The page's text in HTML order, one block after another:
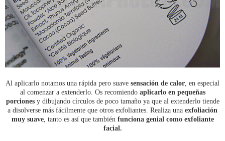
Al aplicarlo notamos una rápida pero suave sensación de calor , en especial
al comenzar a extenderlo. Os recomiendo aplicarlo en pequeñas
porcionesy dibujando círculos de poco tamaño ya que al extenderlo tiende
a disolverse más fácilmente que otros exfoliantes. Realiza una exfoliación
muy suave, tanto es así que también funciona genial como exfoliante
facial.